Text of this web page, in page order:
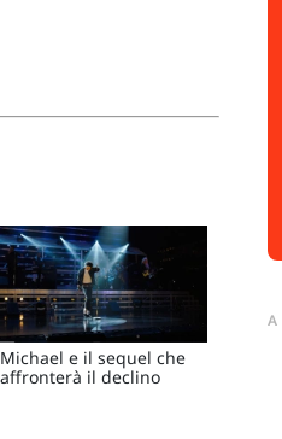
Michael e il sequel che
affronterà il declino